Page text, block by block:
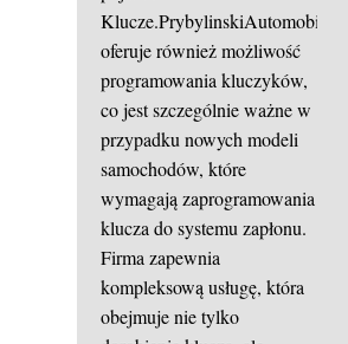
Klucze.PrybylinskiAutomobile
oferuje również możliwość
programowania kluczyków,
co jest szczególnie ważne w
przypadku nowych modeli
samochodów, które
wymagają zaprogramowania
klucza do systemu zapłonu.
Firma zapewnia
kompleksową usługę, która
obejmuje nie tylko